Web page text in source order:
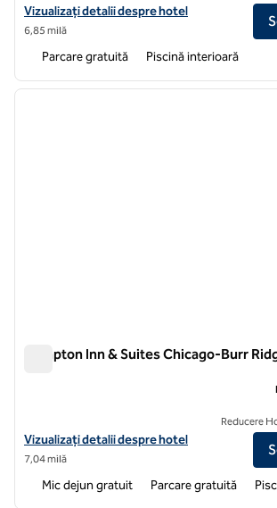
Vizualizați detaliile hotelului Hilton Garden Inn
Vizualizați detalii despre hotel
6,85 milă
Parcare gratuită Piscină interioară
1 din 12
Hampton Inn & Suites Chicago-Burr
Vizualizați detaliile hotelului Hampton Inn &
Vizualizați detalii despre hotel
7,04 milă
Reducere
Mic dejun gratuit Parcare gratuită